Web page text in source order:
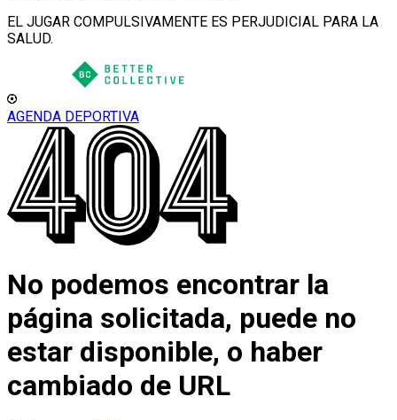
EL JUGAR COMPULSIVAMENTE ES PERJUDICIAL PARA LA
SALUD.
AGENDA DEPORTIVA
No podemos encontrar la
página solicitada, puede no
estar disponible, o haber
cambiado de URL